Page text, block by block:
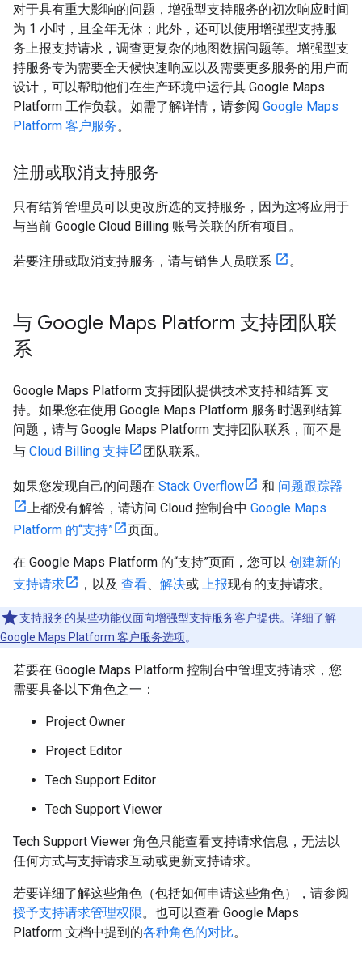
对于具有重大影响的问题，增强型支持服务的初次响应时间
为 1 小时，且全年无休；此外，还可以使用增强型支持服
务上报支持请求，调查更复杂的地图数据问题等。增强型支
持服务专为需要全天候快速响应以及需要更多服务的用户而
设计，可以帮助他们在生产环境中运行其 Google Maps
Platform 工作负载。如需了解详情，请参阅 Google Maps
Platform 客户服务。
注册或取消支持服务
只有结算管理员可以更改所选的支持服务，因为这将应用于
与当前 Google Cloud Billing 账号关联的所有项目。
若要注册或取消支持服务，请与销售人员联系 。
与 Google Maps Platform 支持团队联
系
Google Maps Platform 支持团队提供技术支持和结算 支
持。如果您在使用 Google Maps Platform 服务时遇到结算
问题，请与 Google Maps Platform 支持团队联系，而不是
与 Cloud Billing 支持 团队联系。
如果您发现自己的问题在 Stack Overflow 和 问题跟踪器
上都没有解答，请访问 Cloud 控制台中 Google Maps
Platform 的“支持”
页面。
在 Google Maps Platform 的“支持”页面，您可以 创建新的
支持请求
，以及 查看 解决或 上报现有的支持请求。
支持服务的某些功能仅面向增强型支持服务客户提供。详细了解
Google Maps Platform 客户服务选项。
若要在 Google Maps Platform 控制台中管理支持请求，您
需要具备以下角色之一：
Project Owner
Project Editor
Tech Support Editor
Tech Support Viewer
Tech Support Viewer 角色只能查看支持请求信息，无法以
任何方式与支持请求互动或更新支持请求。
若要详细了解这些角色（包括如何申请这些角色），请参阅
授予支持请求管理权限。也可以查看 Google Maps
Platform 文档中提到的各种角色的对比。